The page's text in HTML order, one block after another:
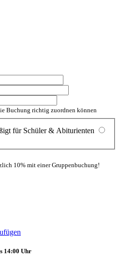
Buchung richtig zuordnen können
für Schüler & Abiturienten
10% mit einer Gruppenbuchung!
14:00 Uhr